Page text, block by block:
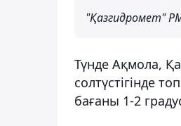
"Қазгидромет"
Түнде Ақмола,
солтүстігінде
бағаны 1-2